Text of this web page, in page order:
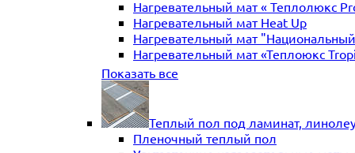
Нагревательный мат « Теплолюкс
Нагревательный мат Heat Up
Нагревательный мат
Нагревательный мат «Теплоюкс
Нагревательный мат Electrolux
Нагревательные маты Золотое
Нагревательный мат "Теплый пол
Нагревательный мат WarmeEnergie
Мат нагревательный "Теплолюкс"
Показать все
Теплый пол под ламинат,
Пленочный теплый пол